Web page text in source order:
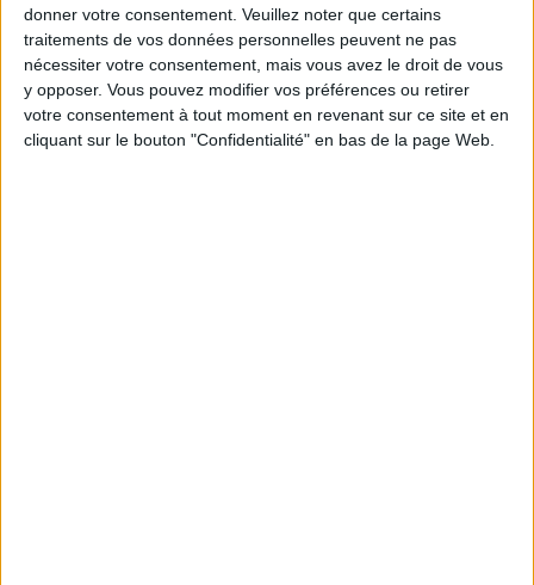
donner votre consentement. Veuillez noter que certains
traitements de vos données personnelles peuvent ne pas
nécessiter votre consentement, mais vous avez le droit de vous
y opposer. Vous pouvez modifier vos préférences ou retirer
votre consentement à tout moment en revenant sur ce site et en
cliquant sur le bouton "Confidentialité" en bas de la page Web.
Peut-on remplacer la viande par des féculents ?
Consultation diététique du 05/08/2026